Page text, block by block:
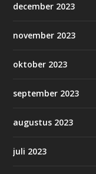
december 2023
november 2023
oktober 2023
september 2023
augustus 2023
juli 2023